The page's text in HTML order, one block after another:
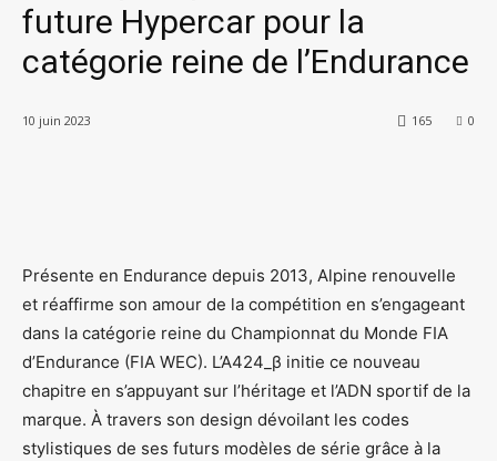
future Hypercar pour la
catégorie reine de l’Endurance
10 juin 2023 0
165
Présente en Endurance depuis 2013, Alpine renouvelle
et réaffirme son amour de la compétition en s’engageant
dans la catégorie reine du Championnat du Monde FIA
d’Endurance (FIA WEC). L’A424_β initie ce nouveau
chapitre en s’appuyant sur l’héritage et l’ADN sportif de la
marque. À travers son design dévoilant les codes
stylistiques de ses futurs modèles de série grâce à la